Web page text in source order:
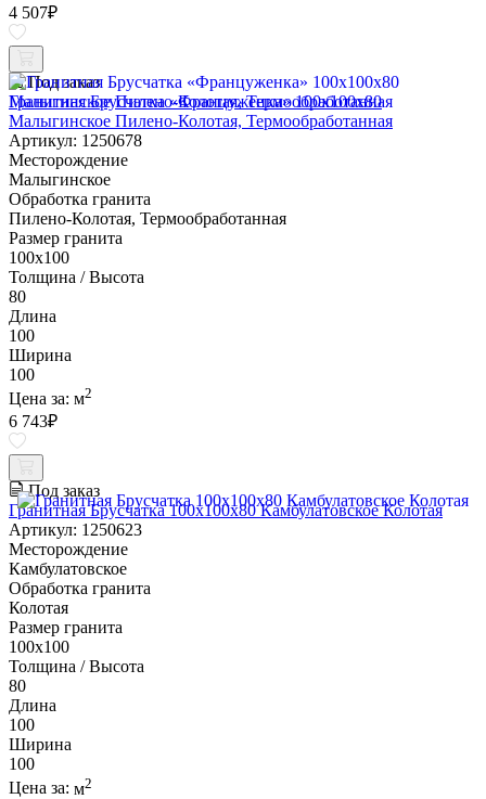
4 507₽
Под заказ
Гранитная Брусчатка «Француженка» 100х100x80
Малыгинское Пилено-Колотая, Термообработанная
Артикул: 1250678
Месторождение
Малыгинское
Обработка гранита
Пилено-Колотая, Термообработанная
Размер гранита
100х100
Толщина / Высота
80
Длина
100
Ширина
100
Цена за: м2
6 743₽
Под заказ
Гранитная Брусчатка 100х100x80 Камбулатовское Колотая
Артикул: 1250623
Месторождение
Камбулатовское
Обработка гранита
Колотая
Размер гранита
100х100
Толщина / Высота
80
Длина
100
Ширина
100
Цена за: м2